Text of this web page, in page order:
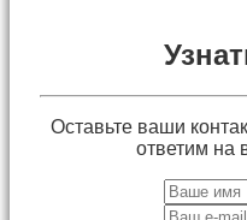
Оставьте ваши
ответим на